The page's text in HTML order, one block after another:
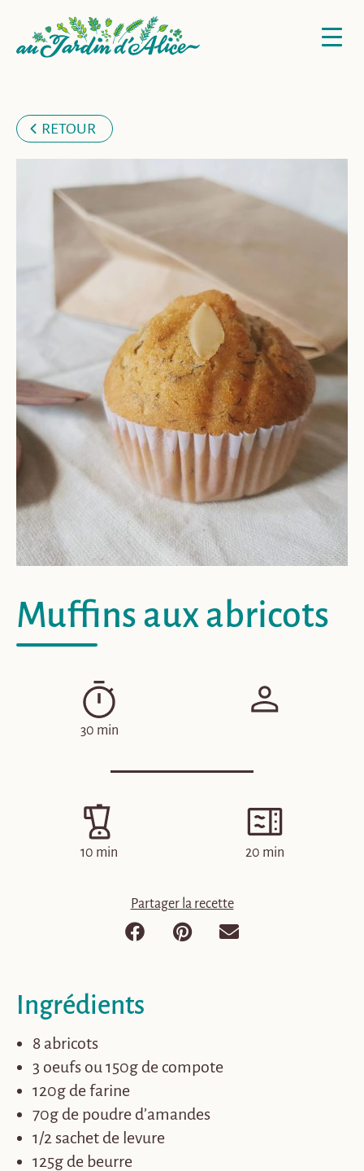
RETOUR
Muffins aux abricots
30 min
10 min 20 min
Partager la recette
Ingrédients
8 abricots
3 oeufs ou 150g de compote
120g de farine
70g de poudre d’amandes
1/2 sachet de levure
125g de beurre